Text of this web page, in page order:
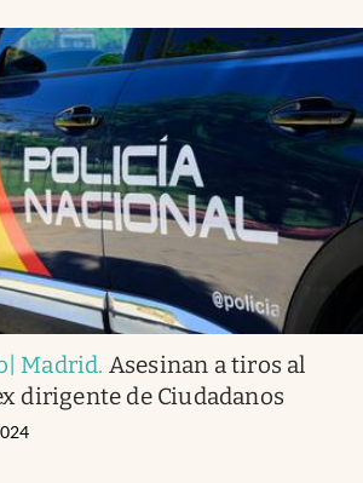
Madrid. Asesinan a tiros al
dirigente de Ciudadanos